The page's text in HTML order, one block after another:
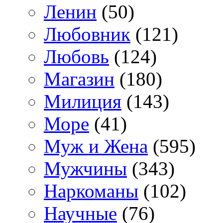
Ленин (50)
Любовник (121)
Любовь (124)
Магазин (180)
Милиция (143)
Море (41)
Муж и Жена (595)
Мужчины (343)
Наркоманы (102)
Научные (76)